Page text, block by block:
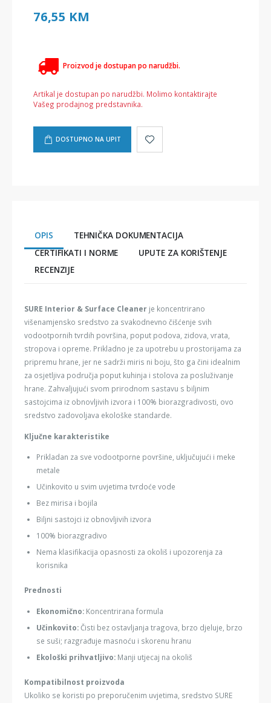
76,55 KM
Proizvod je dostupan po narudžbi.
Artikal je dostupan po narudžbi. Molimo kontaktirajte
Vašeg prodajnog predstavnika.
DOSTUPNO NA UPIT
OPIS
TEHNIČKA DOKUMENTACIJA
CERTIFIKATI I NORME
UPUTE ZA KORIŠTENJE
RECENZIJE
SURE Interior & Surface Cleaner je koncentrirano
višenamjensko sredstvo za svakodnevno čišćenje svih
vodootpornih tvrdih površina, poput podova, zidova, vrata,
stropova i opreme. Prikladno je za upotrebu u prostorijama za
pripremu hrane, jer ne sadrži miris ni boju, što ga čini idealnim
za osjetljiva područja poput kuhinja i stolova za posluživanje
hrane. Zahvaljujući svom prirodnom sastavu s biljnim
sastojcima iz obnovljivih izvora i 100% biorazgradivosti, ovo
sredstvo zadovoljava ekološke standarde.
Ključne karakteristike
Prikladan za sve vodootporne površine, uključujući i meke
metale
Učinkovito u svim uvjetima tvrdoće vode
Bez mirisa i bojila
Biljni sastojci iz obnovljivih izvora
100% biorazgradivo
Nema klasifikacija opasnosti za okoliš i upozorenja za
korisnika
Prednosti
Ekonomično: Koncentrirana formula
Učinkovito:Čisti bez ostavljanja tragova, brzo djeluje, brzo
se suši; razgrađuje masnoću i skorenu hranu
Ekološki prihvatljivo: Manji utjecaj na okoliš
Kompatibilnost proizvoda
Ukoliko se koristi po preporučenim uvjetima, sredstvo SURE